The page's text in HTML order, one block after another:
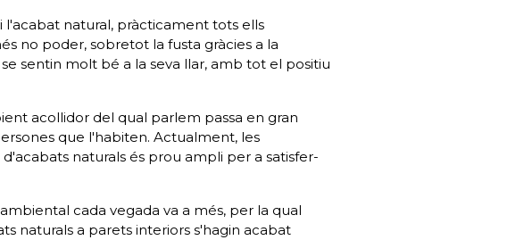
l'acabat natural, pràcticament tots ells
no poder, sobretot la fusta gràcies a la
sentin molt bé a la seva llar, amb tot el positiu
acollidor del qual parlem passa en gran
que l'habiten. Actualment, les
naturals és prou ampli per a satisfer-
cada vegada va a més, per la qual
naturals a parets interiors s'hagin acabat